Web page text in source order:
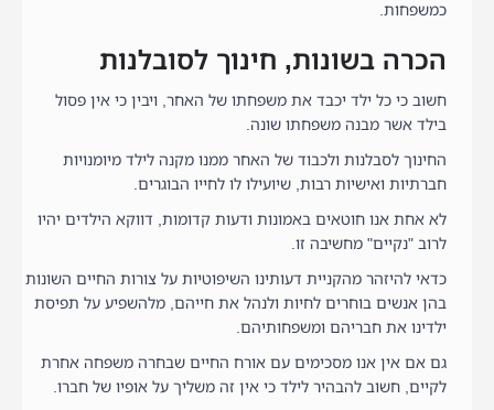
כמשפחות.
הכרה בשונות, חינוך לסובלנות
חשוב כי כל ילד יכבד את משפחתו של האחר, ויבין כי אין פסול
בילד אשר מבנה משפחתו שונה.
החינוך לסבלנות ולכבוד של האחר ממנו מקנה לילד מיומנויות
חברתיות ואישיות רבות, שיועילו לו לחייו הבוגרים.
לא אחת אנו חוטאים באמונות ודעות קדומות, דווקא הילדים יהיו
לרוב "נקיים" מחשיבה זו.
כדאי להיזהר מהקניית דעותינו השיפוטיות על צורות החיים השונות
בהן אנשים בוחרים לחיות ולנהל את חייהם, מלהשפיע על תפיסת
ילדינו את חבריהם ומשפחותיהם.
גם אם אין אנו מסכימים עם אורח החיים שבחרה משפחה אחרת
לקיים, חשוב להבהיר לילד כי אין זה משליך על אופיו של חברו.